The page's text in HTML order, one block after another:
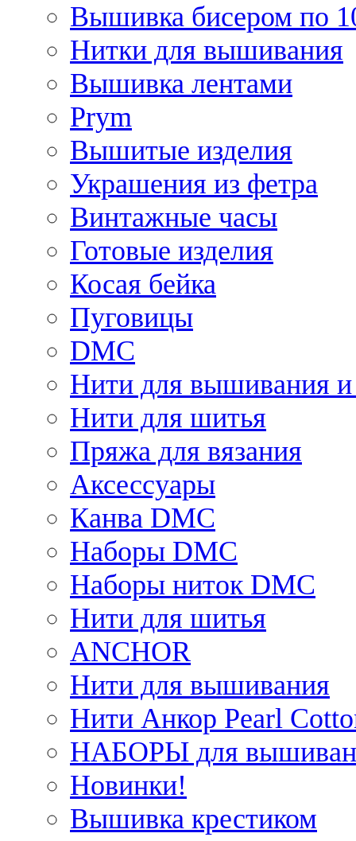
Вышивка бисером по
Нитки для вышивания
Вышивка лентами
Prym
Вышитые изделия
Украшения из фетра
Винтажные часы
Готовые изделия
Косая бейка
Пуговицы
DMC
Нити для вышивания и
Нити для шитья
Пряжа для вязания
Аксессуары
Канва DMC
Наборы DMC
Наборы ниток DMC
Нити для шитья
ANCHOR
Нити для вышивания
Нити Анкор Pearl
НАБОРЫ для
Новинки!
Вышивка крестиком